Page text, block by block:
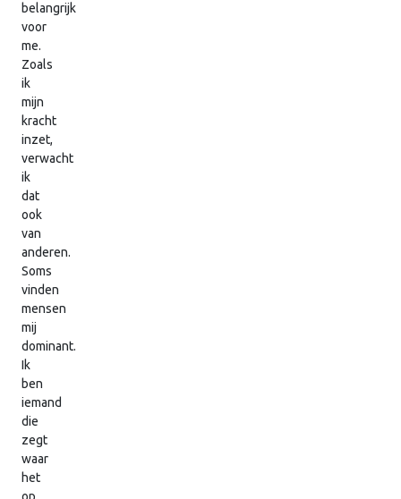
belangrijk
voor
me.
Zoals
ik
mijn
kracht
inzet,
verwacht
ik
dat
ook
van
anderen.
Soms
vinden
mensen
mij
dominant.
Ik
ben
iemand
die
zegt
waar
het